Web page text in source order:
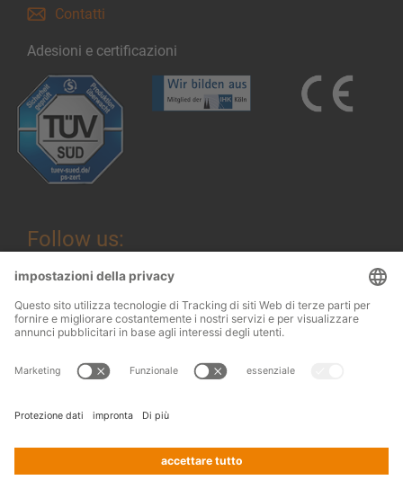
Contatti
Adesioni e certificazioni
Follow us:
Informazioni legali
Terms and conditions of assembly
Regalanlagen